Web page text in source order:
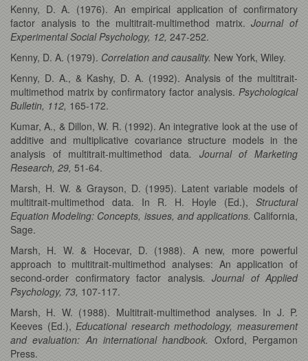
Kenny, D. A. (1976). An empirical application of confirmatory
factor analysis to the multitrait-multimethod matrix.Journal of
Experimental Social Psychology, 12, 247-252.
Kenny, D. A. (1979). Correlation and causality. New York, Wiley.
Kenny, D. A., & Kashy, D. A. (1992). Analysis of the multitrait-
multimethod matrix by confirmatory factor analysis. Psychological
Bulletin, 112, 165-172.
Kumar, A., & Dillon, W. R. (1992). An integrative look at the use of
additive and multiplicative covariance structure models in the
analysis of multitrait-multimethod data. Journal of Marketing
Research, 29, 51-64.
Marsh, H. W. & Grayson, D. (1995). Latent variable models of
multitrait-multimethod data. In R. H. Hoyle (Ed.), Structural
Equation Modeling: Concepts, issues, and applications. California,
Sage.
Marsh, H. W. & Hocevar, D. (1988). A new, more powerful
approach to multitrait-multimethod analyses: An application of
second-order confirmatory factor analysis. Journal of Applied
Psychology, 73, 107-117.
Marsh, H. W. (1988). Multitrait-multimethod analyses. In J. P.
Keeves (Ed.), Educational research methodology, measurement
and evaluation: An international handbook. Oxford, Pergamon
Press.